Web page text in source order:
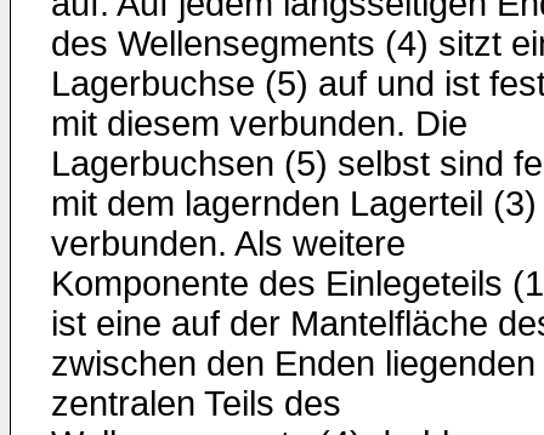
des Wellensegments (4) sitzt
Lagerbuchse (5) auf und ist
mit diesem verbunden. Die
Lagerbuchsen (5) selbst sind
mit dem lagernden Lagerteil (3)
verbunden. Als weitere
Komponente des Einlegeteils
ist eine auf der Mantelfläche
zwischen den Enden liegenden
zentralen Teils des